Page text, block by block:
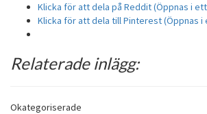
Klicka för att dela på Reddit (Öppnas i
Klicka för att dela till Pinterest (Öppnas
Relaterade inlägg:
Okategoriserade